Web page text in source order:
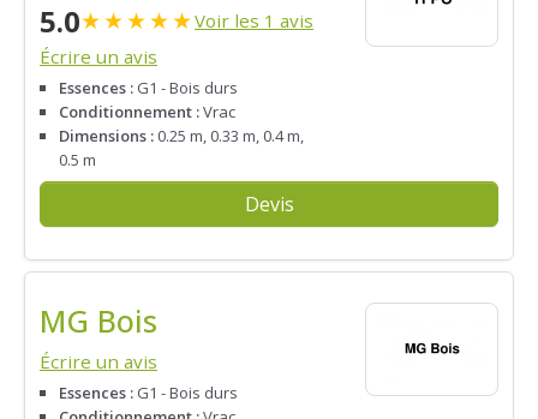
5.0★★★★★Voir les 1 avis
Écrire un avis
Essences : G1 - Bois durs
Conditionnement :Vrac
Dimensions : 0.25 m, 0.33 m, 0.4 m,
0.5 m
Devis
MG Bois
Écrire un avis
Essences : G1 - Bois durs